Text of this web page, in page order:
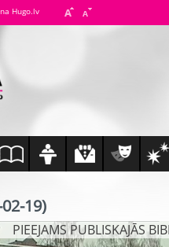
Hugo.lv
19)
PIEEJAMS PUBLISKAJĀS